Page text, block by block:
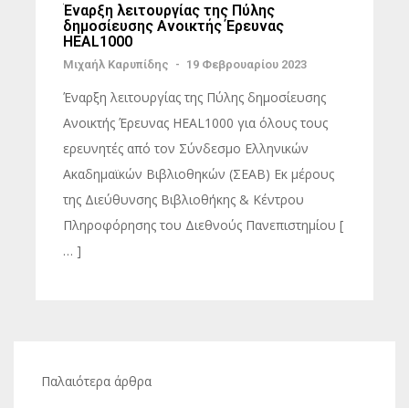
Έναρξη λειτουργίας της Πύλης
δημοσίευσης Ανοικτής Έρευνας
HEAL1000
Μιχαήλ Καρυπίδης - 19 Φεβρουαρίου 2023
Έναρξη λειτουργίας της Πύλης δημοσίευσης
Ανοικτής Έρευνας HEAL1000 για όλους τους
ερευνητές από τον Σύνδεσμο Ελληνικών
Ακαδημαϊκών Βιβλιοθηκών (ΣΕΑΒ) Εκ μέρους
της Διεύθυνσης Βιβλιοθήκης & Κέντρου
Πληροφόρησης του Διεθνούς Πανεπιστημίου [
… ]
Πλοήγηση
Παλαιότερα άρθρα